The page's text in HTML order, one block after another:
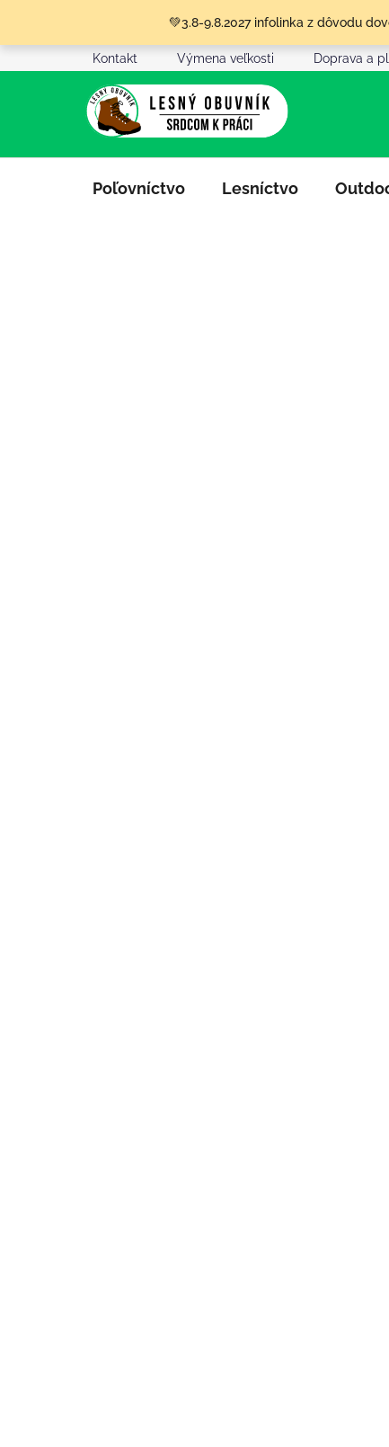
obsah
💚3.8-9.8.2027 infolinka z dôvodu
Kontakt Výmena veľkosti Doprava a
Poľovníctvo Lesníctvo